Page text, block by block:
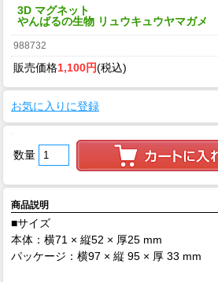
3D マグネット
やんばるの生物 リュウキュウヤマガメ
988732
販売価格1,100円(税込)
お気に入りに登録
数量
商品説明
■サイズ
本体：横71 × 縦52 × 厚25 mm
パッケージ：横97 × 縦 95 × 厚 33 mm